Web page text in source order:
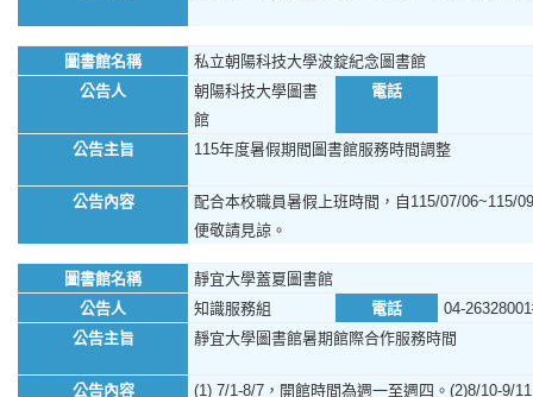
圖書館名稱
私立朝陽科技大學波錠紀念圖書館
公告人
朝陽科技大學圖書
館
電話
公告主旨 115年度暑假期間圖書館服務時間調整
公告內容
配合本校職員暑假上班時間，自115/07/06~115/
便敬請見諒。
圖書館名稱
靜宜大學蓋夏圖書館
公告人
知識服務組 電話
04-
公告主旨
靜宜大學圖書館暑期館際合作服務時間
公告內容
(1) 7/1-8/7，開館時間為週一至週四。(2)8/10-9/